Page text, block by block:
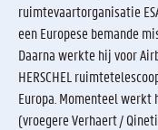
ruimtevaartorganisatie
een Europese bemande
Daarna werkte hij voor
HERSCHEL
Europa. Momenteel werkt
(vroegere Verhaert /